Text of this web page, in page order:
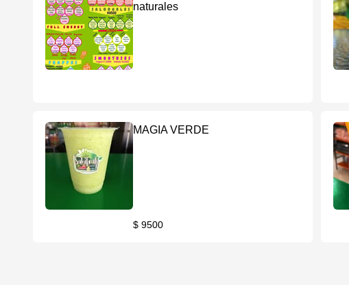
naturales
MAGIA VERDE
$ 9500